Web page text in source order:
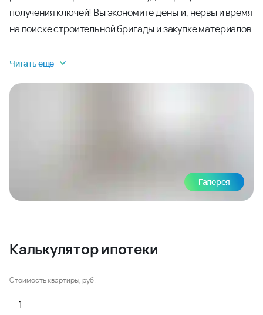
получения ключей! Вы экономите деньги, нервы и время
на поиске строительной бригады и закупке материалов.
Читать еще
Галерея
Калькулятор ипотеки
Стоимость квартиры, руб.